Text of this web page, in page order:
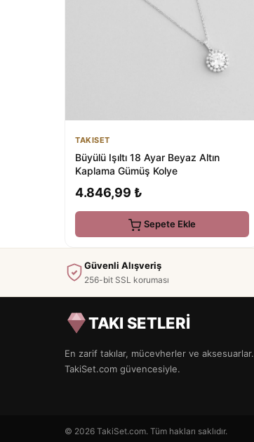
TAKISET
Büyülü Işıltı 18 Ayar Beyaz Altın
Kaplama Gümüş Kolye
4.846,99 ₺
Sepete Ekle
Güvenli Alışveriş
256-bit SSL koruması
TAKI SETLERİ
En zarif takılar, mücevherler ve aksesuarlar.
TakiSet.com güvencesiyle.
© 2026 TakiSet.com. Tüm hakları saklıdır.